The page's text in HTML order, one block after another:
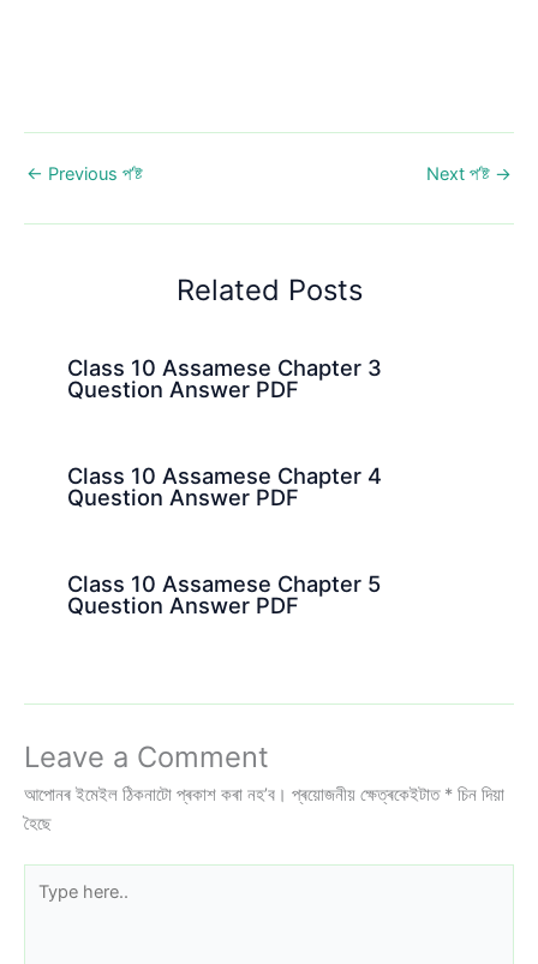
← Previous প’ষ্ট Next প’ষ্ট →
Related Posts
Class 10 Assamese Chapter 3
Question Answer PDF
Class 10 Assamese Chapter 4
Question Answer PDF
Class 10 Assamese Chapter 5
Question Answer PDF
Leave a Comment
আপোনৰ ইমেইল ঠিকনাটো প্ৰকাশ কৰা নহ’ব। প্ৰয়োজনীয় ক্ষেত্ৰকেইটাত * চিন দিয়া
হৈছে
here..